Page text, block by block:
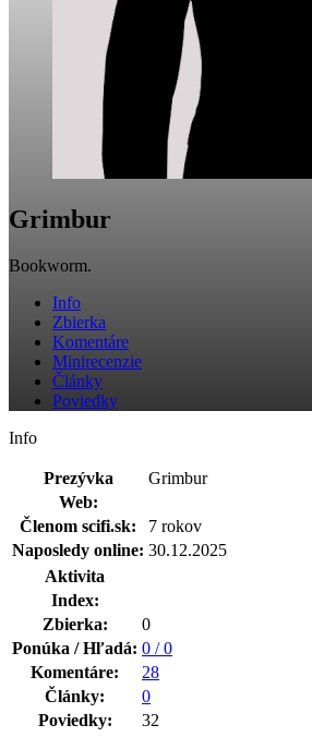
Grimbur
Bookworm.
Info
Zbierka
Komentáre
Minirecenzie
Články
Poviedky
Info
Prezývka
Grimbur
Web:
Členom scifi.sk:
7 rokov
Naposledy online: 30.12.2025
Aktivita
Index:
Zbierka:
0
Ponúka / Hľadá: 0 / 0
Komentáre:
28
Články:
0
Poviedky:
32